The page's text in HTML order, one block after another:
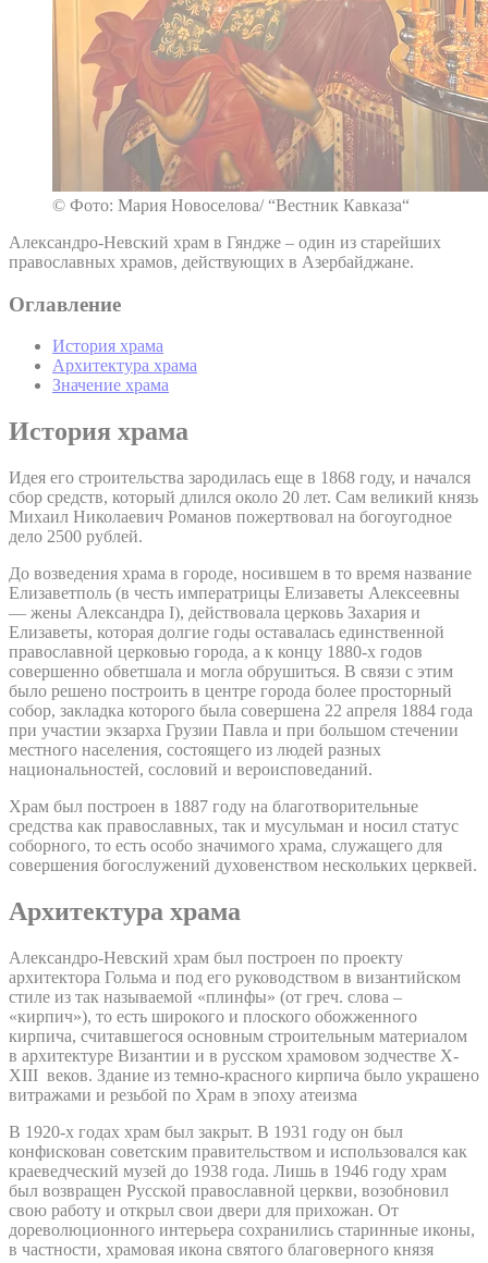
© Фото: Мария Новоселова/ “Вестник Кавказа“
Александро-Невский храм в Гяндже – один из старейших
православных храмов, действующих в Азербайджане.
Оглавление
История храма
Архитектура храма
Значение храма
История храма
Идея его строительства зародилась еще в 1868 году, и начался
сбор средств, который длился около 20 лет. Сам великий князь
Михаил Николаевич Романов пожертвовал на богоугодное
дело 2500 рублей.
До возведения храма в городе, носившем в то время название
Елизаветполь (в честь императрицы Елизаветы Алексеевны
— жены Александра I), действовала церковь Захария и
Елизаветы, которая долгие годы оставалась единственной
православной церковью города, а к концу 1880-х годов
совершенно обветшала и могла обрушиться. В связи с этим
было решено построить в центре города более просторный
собор, закладка которого была совершена 22 апреля 1884 года
при участии экзарха Грузии Павла и при большом стечении
местного населения, состоящего из людей разных
национальностей, сословий и вероисповеданий.
Храм был построен в 1887 году на благотворительные
средства как православных, так и мусульман и носил статус
соборного, то есть особо значимого храма, служащего для
совершения богослужений духовенством нескольких церквей.
Архитектура храма
Александро-Невский храм был построен по проекту
архитектора Гольма и под его руководством в византийском
стиле из так называемой «плинфы» (от греч. слова –
«кирпич»), то есть широкого и плоского обожженного
кирпича, считавшегося основным строительным материалом
в архитектуре Византии и в русском храмовом зодчестве X-
XIII веков. Здание из темно-красного кирпича было украшено
витражами и резьбой по Храм в эпоху атеизма
В 1920-х годах храм был закрыт. В 1931 году он был
конфискован советским правительством и использовался как
краеведческий музей до 1938 года. Лишь в 1946 году храм
был возвращен Русской православной церкви, возобновил
свою работу и открыл свои двери для прихожан. От
дореволюционного интерьера сохранились старинные иконы,
в частности, храмовая икона святого благоверного князя